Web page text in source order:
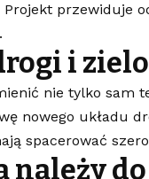
przewiduje
i
nie tylko sam
nowego układu
spacerować
należy